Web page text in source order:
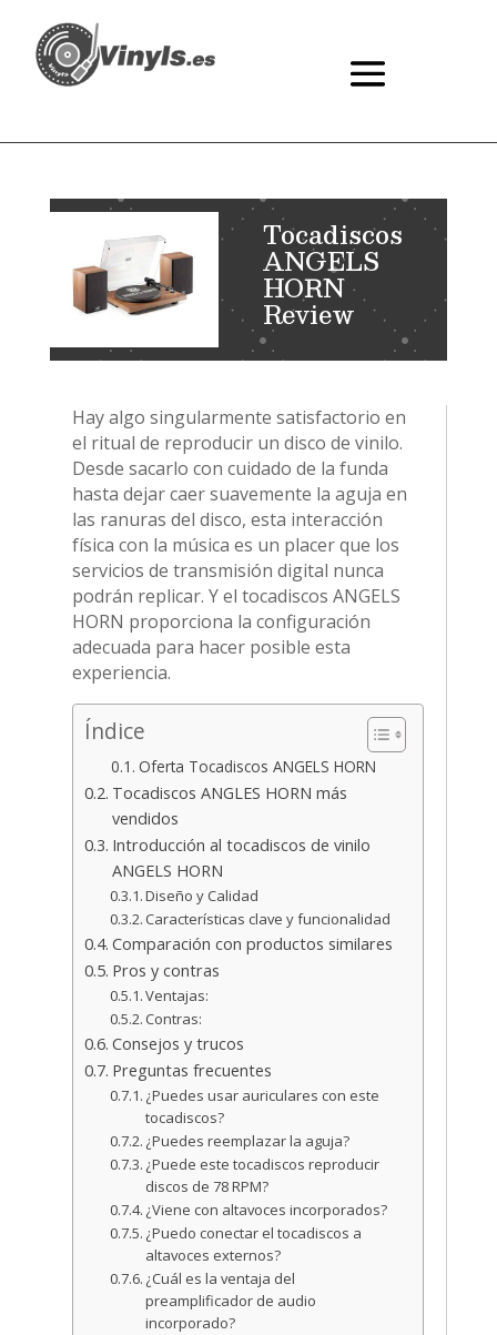
Tocadiscos
ANGELS
HORN
Review
Hay algo singularmente satisfactorio en
el ritual de reproducir un disco de vinilo.
Desde sacarlo con cuidado de la funda
hasta dejar caer suavemente la aguja en
las ranuras del disco, esta interacción
física con la música es un placer que los
servicios de transmisión digital nunca
podrán replicar. Y el tocadiscos ANGELS
HORN proporciona la configuración
adecuada para hacer posible esta
experiencia.
Índice
Oferta Tocadiscos ANGELS HORN
Tocadiscos ANGLES HORN más
vendidos
Introducción al tocadiscos de vinilo
ANGELS HORN
Diseño y Calidad
Características clave y funcionalidad
Comparación con productos similares
Pros y contras
Ventajas:
Contras:
Consejos y trucos
Preguntas frecuentes
¿Puedes usar auriculares con este
tocadiscos?
¿Puedes reemplazar la aguja?
¿Puede este tocadiscos reproducir
discos de 78 RPM?
¿Viene con altavoces incorporados?
¿Puedo conectar el tocadiscos a
altavoces externos?
¿Cuál es la ventaja del
preamplificador de audio
incorporado?